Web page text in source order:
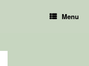
Menu